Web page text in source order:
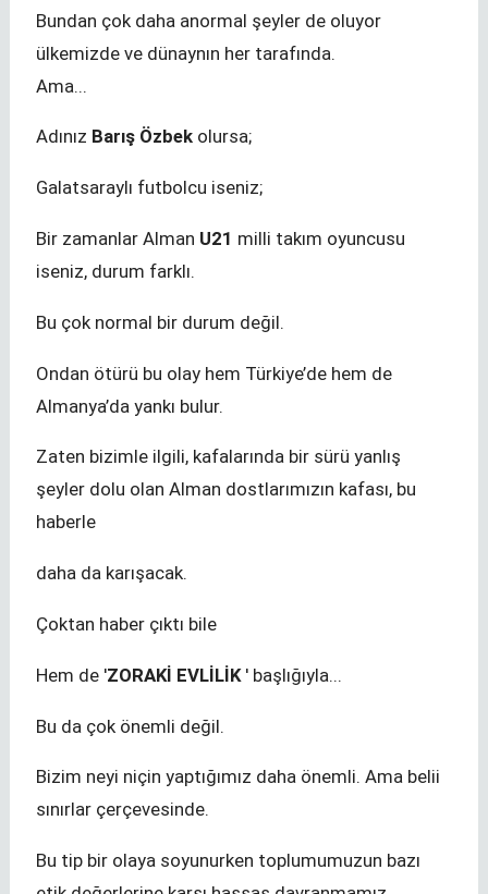
Bundan çok daha anormal şeyler de oluyor
ülkemizde ve dünaynın her tarafında.
Ama...
Adınız Barış Özbek olursa;
Galatsaraylı futbolcu iseniz;
Bir zamanlar Alman U21 milli takım oyuncusu
iseniz, durum farklı.
Bu çok normal bir durum değil.
Ondan ötürü bu olay hem Türkiye’de hem de
Almanya’da yankı bulur.
Zaten bizimle ilgili, kafalarında bir sürü yanlış
şeyler dolu olan Alman dostlarımızın kafası, bu
haberle
daha da karışacak.
Çoktan haber çıktı bile
Hem de 'ZORAKİ EVLİLİK' başlığıyla...
Bu da çok önemli değil.
Bizim neyi niçin yaptığımız daha önemli. Ama belii
sınırlar çerçevesinde.
Bu tip bir olaya soyunurken toplumumuzun bazı